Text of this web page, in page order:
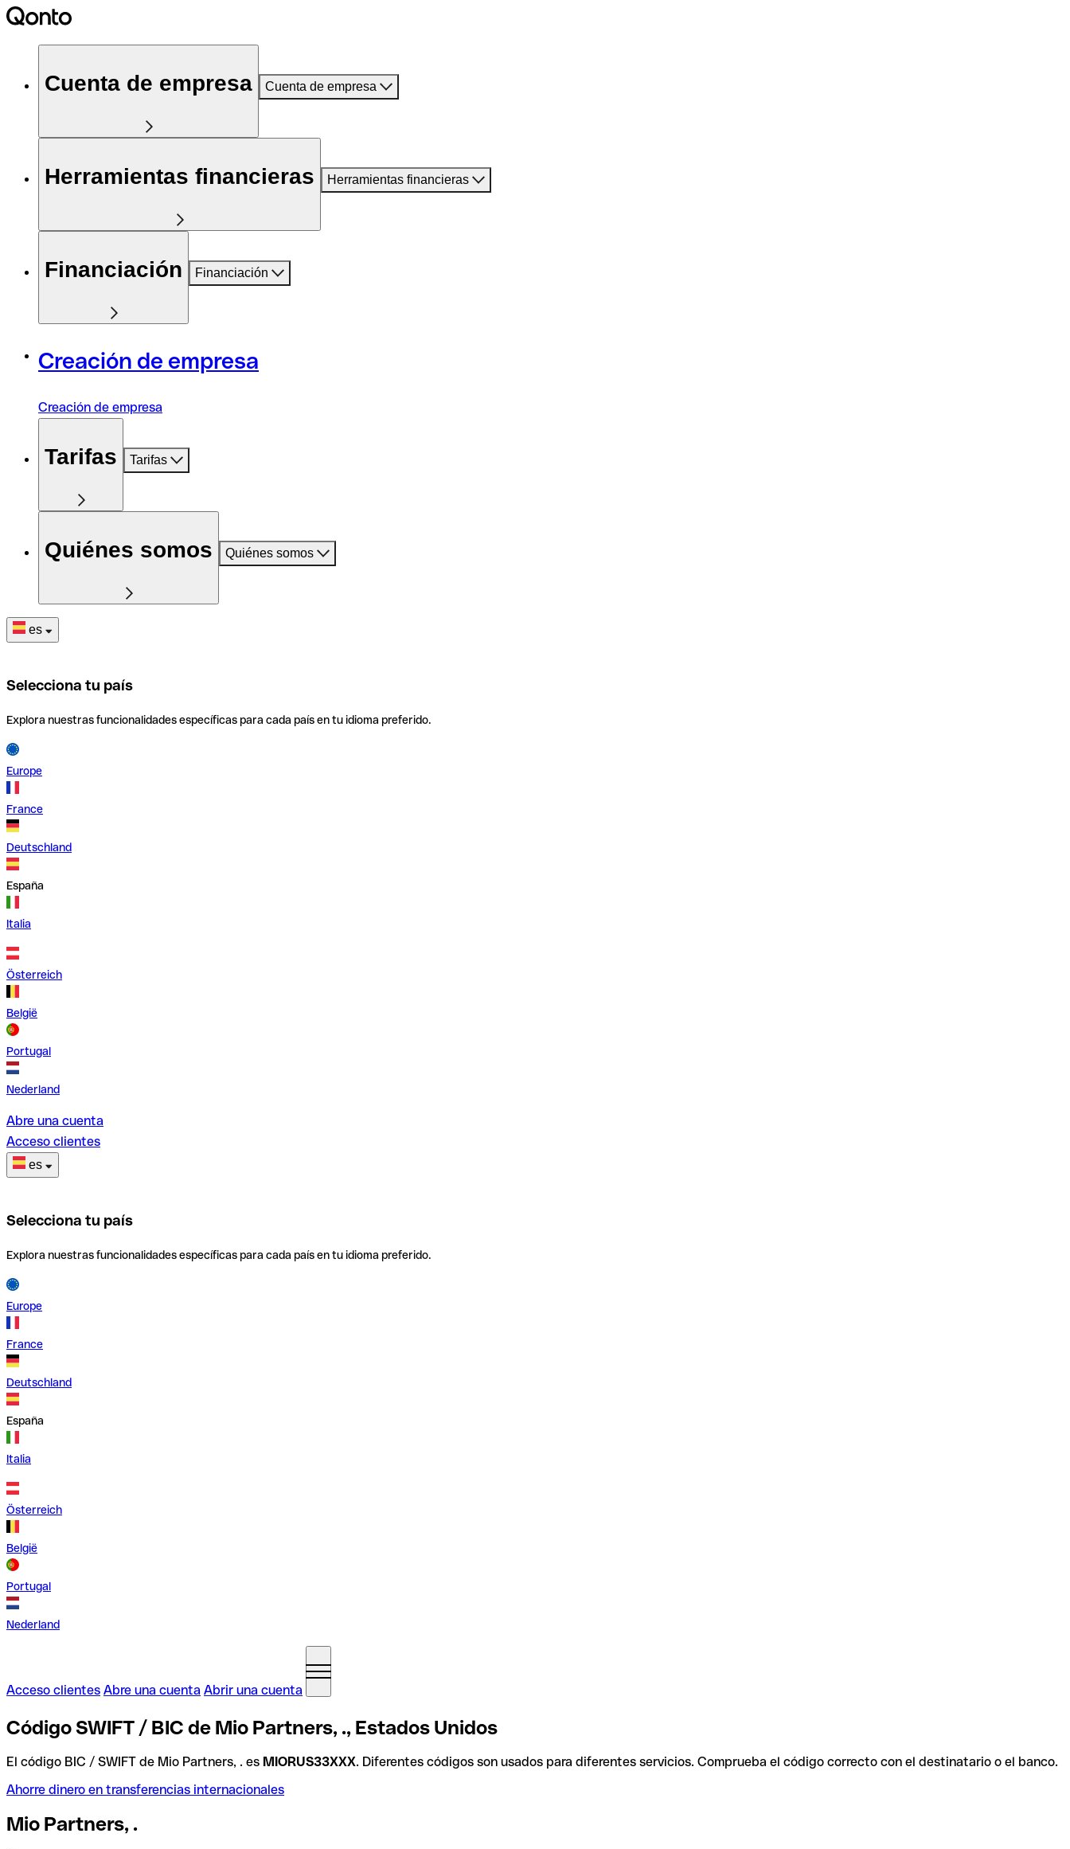
Cuenta de empresa Cuenta de empresa
Herramientas financieras Herramientas financieras
Financiación Financiación
Creación de empresa
Creación de empresa
Tarifas Tarifas
Quiénes somos Quiénes somos
es
Selecciona tu país
Explora nuestras funcionalidades específicas para cada país en tu idioma preferido.
Europe
France
Deutschland
España
Italia
Österreich
België
Portugal
Nederland
Abre una cuenta
Acceso clientes
es
Selecciona tu país
Explora nuestras funcionalidades específicas para cada país en tu idioma preferido.
Europe
France
Deutschland
España
Italia
Österreich
België
Portugal
Nederland
Acceso clientes Abre una cuenta Abrir una cuenta
Código SWIFT / BIC de Mio Partners, ., Estados Unidos
El código BIC / SWIFT de Mio Partners, . es MIORUS33XXX. Diferentes códigos son usados para diferentes servicios. Comprueba el código correcto con el destinatario o el banco.
Ahorre dinero en transferencias internacionales
Mio Partners, .